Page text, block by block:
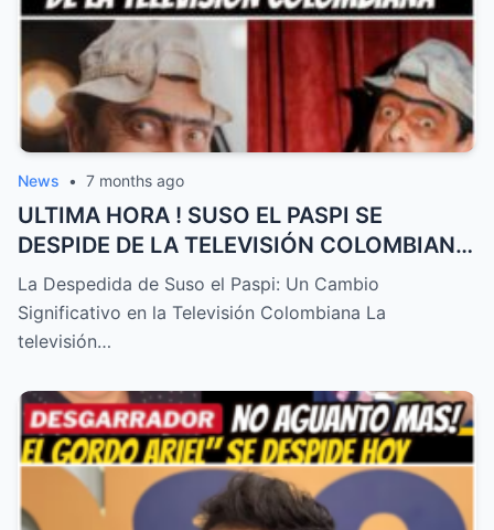
News • 7 months ago
ULTIMA HORA ! SUSO EL PASPI SE
DESPIDE DE LA TELEVISIÓN COLOMBIANA
! TRISTE NOTICIA HOY – HTT
La Despedida de Suso el Paspi: Un Cambio
Significativo en la Televisión Colombiana La
televisión…